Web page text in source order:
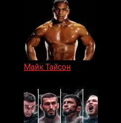
Майк Тайсон